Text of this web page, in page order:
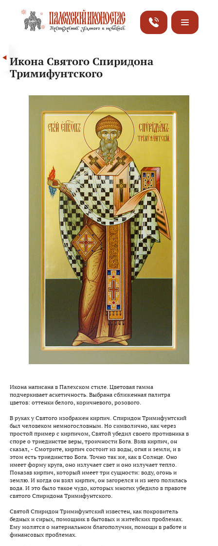
Икона Святого Спиридона
Тримифунтского
Икона написана в Палехском стиле. Цветовая гамма
подчеркивает аскетичность. Выбрана сближенная палитра
цветов: оттенки белого, коричневого, розового.
В руках у Святого изображен кирпич. Спиридон Тримифунтский
был человеком немногословным. Но символично, как через
простой пример с кирпичом, Святой убедил своего противника в
споре о триединстве веры, троичности Бога. Взяв кирпич, он
сказал, - Смотрите, кирпич состоит из воды, огня и земли, и в
этом есть триединство Бога. Точно так же, как в Солнце. Оно
имеет форму круга, оно излучает свет и оно излучает тепло.
Показав кирпич, который имеет три сущности: воду, огонь и
землю. И когда он взял кирпич, он загорелся и из него полилась
вода. И это было такое чудо, которых многих убедило в правоте
святого Спиридона Тримифунтского.
Святой Спиридон Тримифунтский известен, как покровитель
бедных и сирых, помощник в бытовых и житейских проблемах.
Ему молятся о материальном благополучии, помощи в работе и
финансовых проблемах.